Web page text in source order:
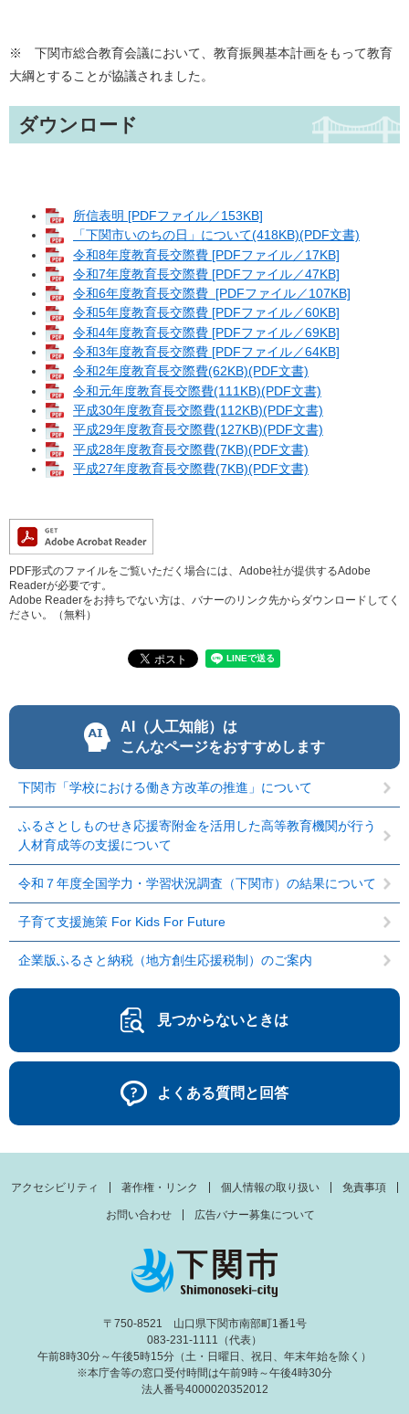
※ 下関市総合教育会議において、教育振興基本計画をもって教育
大綱とすることが協議されました。
ダウンロード
所信表明 [PDFファイル／153KB]
「下関市いのちの日」について(418KB)(PDF文書)
令和8年度教育長交際費 [PDFファイル／17KB]
令和7年度教育長交際費 [PDFファイル／47KB]
令和6年度教育長交際費 [PDFファイル／107KB]
令和5年度教育長交際費 [PDFファイル／60KB]
令和4年度教育長交際費 [PDFファイル／69KB]
令和3年度教育長交際費 [PDFファイル／64KB]
令和2年度教育長交際費(62KB)(PDF文書)
令和元年度教育長交際費(111KB)(PDF文書)
平成30年度教育長交際費(112KB)(PDF文書)
平成29年度教育長交際費(127KB)(PDF文書)
平成28年度教育長交際費(7KB)(PDF文書)
平成27年度教育長交際費(7KB)(PDF文書)
PDF形式のファイルをご覧いただく場合には、Adobe社が提供するAdobe
Readerが必要です。
Adobe Readerをお持ちでない方は、バナーのリンク先からダウンロードしてく
ださい。（無料）
AI（人工知能）は
こんなページをおすすめします
下関市「学校における働き方改革の推進」について
ふるさとしものせき応援寄附金を活用した高等教育機関が行う
人材育成等の支援について
令和７年度全国学力・学習状況調査（下関市）の結果について
子育て支援施策 For Kids For Future
企業版ふるさと納税（地方創生応援税制）のご案内
見つからないときは
よくある質問と回答
アクセシビリティ 著作権・リンク 個人情報の取り扱い 免責事項
お問い合わせ 広告バナー募集について
〒750-8521 山口県下関市南部町1番1号
083-231-1111（代表）
午前8時30分～午後5時15分（土・日曜日、祝日、年末年始を除く）
※本庁舎等の窓口受付時間は午前9時～午後4時30分
法人番号4000020352012